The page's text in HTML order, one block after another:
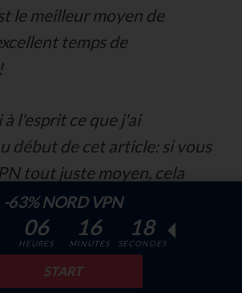
le meilleur moyen de
temps de
à l'esprit ce que j'ai
début de cet article: si vous
tout juste moyen , cela
des interruptions du site.
site est importante certes,
de faible qualité peuvent en
que le site tombe en
-63% NORD VPN
06
HEURES
16
MINUTES
17
SECONDES
START